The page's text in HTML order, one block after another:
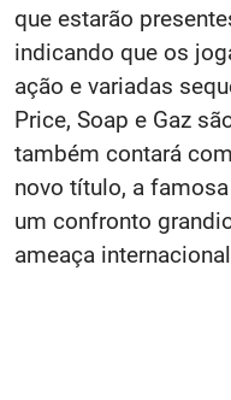
que estarão
indicando que os
ação e variadas
Price, Soap e Gaz
também contará
novo título, a
um confronto
ameaça